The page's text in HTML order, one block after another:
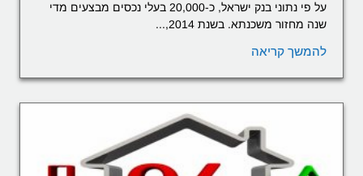
על פי נתוני בנק ישראל, כ-20,000 בעלי נכסים מבצעים מדי
שנה מחזור משכנתא. בשנת 2014,...
להמשך קריאה